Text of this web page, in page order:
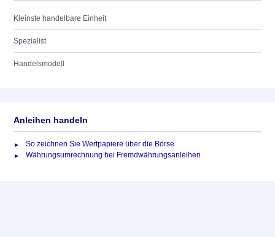
Kleinste handelbare Einheit
Spezialist
Handelsmodell
Anleihen handeln
So zeichnen Sie Wertpapiere über die Börse
Währungsumrechnung bei Fremdwährungsanleihen